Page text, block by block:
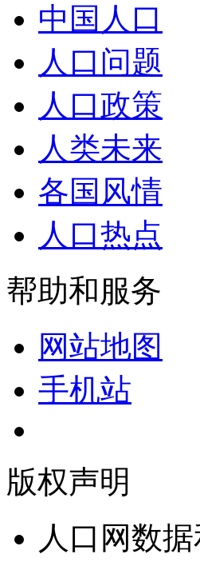
中国人口
人口问题
人口政策
人类未来
各国风情
人口热点
帮助和服务
网站地图
手机站
版权声明
人口网数